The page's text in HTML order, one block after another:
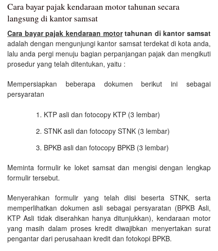
Cara bayar pajak kendaraan motor tahunan secara
langsung di kantor samsat
Cara bayar pajak kendaraan motortahunan di kantor samsat
adalah dengan mengunjungi kantor samsat terdekat di kota anda,
lalu anda pergi menuju bagian perpanjangan pajak dan mengikuti
prosedur yang telah ditentukan, yaitu :
Mempersiapkan beberapa dokumen berikut ini sebagai
persyaratan
KTP asli dan fotocopy KTP (3 lembar)
STNK asli dan fotocopy STNK (3 lembar)
BPKB asli dan fotocopy BPKB (3 lembar)
Meminta formulir ke loket samsat dan mengisi dengan lengkap
formulir tersebut.
Menyerahkan formulir yang telah diisi beserta STNK, serta
memperlihatkan dokumen asli sebagai persyaratan (BPKB Asli,
KTP Asli tidak diserahkan hanya ditunjukkan), kendaraan motor
yang masih dalam proses kredit diwajibkan menyertakan surat
pengantar dari perusahaan kredit dan fotokopi BPKB.